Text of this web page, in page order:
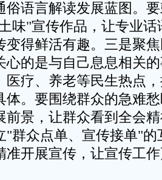
俗语言解读发展蓝图。
味"宣传作品，让专业话
变得鲜活有趣。三是聚
心的是与自己息息相关
医疗、养老等民生热点
体。要围绕群众的急难
前景，让群众看到全会
"群众点单、宣传接单"
准开展宣传，让宣传工